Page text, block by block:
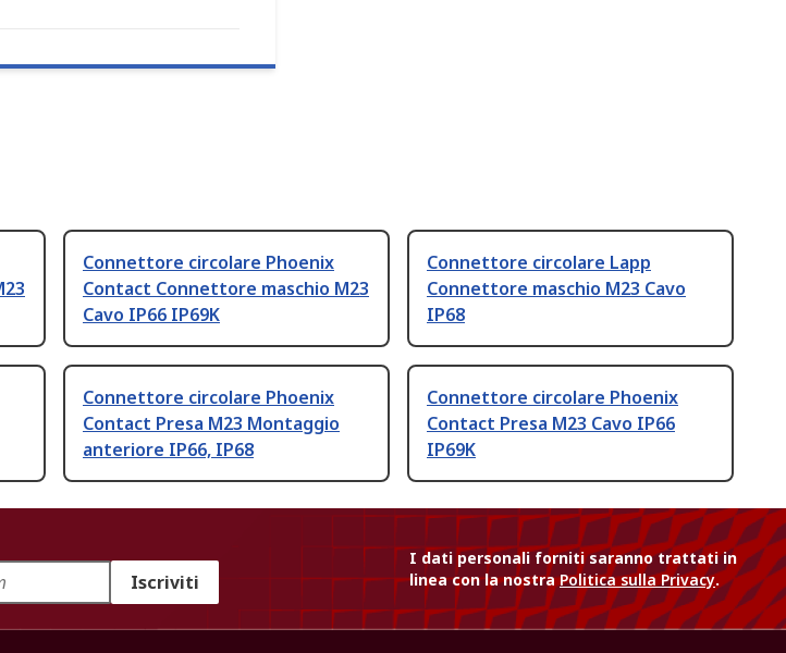
Connettore circolare Phoenix
Contact Connettore maschio M23
Cavo IP66 IP69K
Connettore circolare Lapp
Connettore maschio M23 Cavo
IP68
Connettore circolare Phoenix
Contact Presa M23 Montaggio
anteriore IP66, IP68
Connettore circolare Phoenix
Contact Presa M23 Cavo IP66
IP69K
Iscriviti
I dati personali forniti saranno trattati in
linea con la nostraPolitica sulla Privacy.